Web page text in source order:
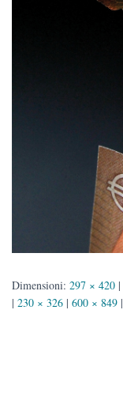
Dimensioni: 297 × 420 |
| 230 × 326 | 600 × 849 |